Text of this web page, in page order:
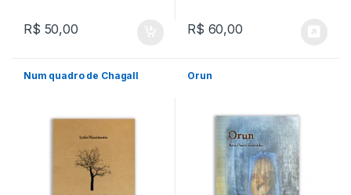
R$ 50,00 R$ 60,00
Num quadro de Chagall Orun